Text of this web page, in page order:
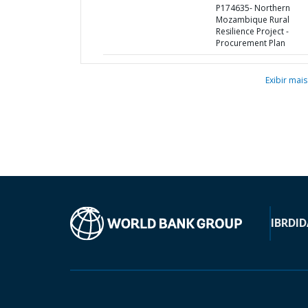
P174635- Northern
Mozambique Rural
Resilience Project -
Procurement Plan
Exibir mais
IBRD